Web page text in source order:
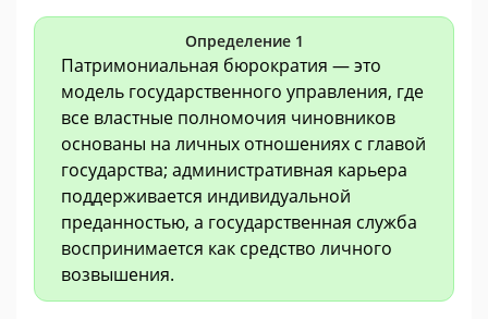
Определение 1
Патримониальная бюрократия — это
модель государственного управления, где
все властные полномочия чиновников
основаны на личных отношениях с главой
государства; административная карьера
поддерживается индивидуальной
преданностью, а государственная служба
воспринимается как средство личного
возвышения.